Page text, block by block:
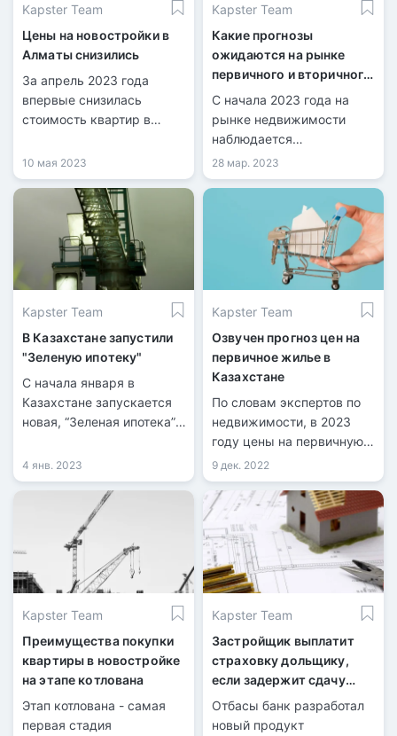
Kapster Team
Цены на новостройки в
Алматы снизились
За апрель 2023 года
впервые снизилась
стоимость квартир в
Как сообщает Бюро
национальной статистики,
стоимость квартир упала
на 0,6% по отношению к
марту этого же года.
10 мая 2023
Kapster Team
Какие прогнозы
ожидаются на рынке
первичного и вторичного
жилья Казахстана?
С начала 2023 года на
рынке недвижимости
наблюдается
отрицательная динамика
28 мар. 2023
Kapster Team
В Казахстане запустили
"Зеленую ипотеку"
С начала января в
Казахстане запускается
новая, “Зеленая ипотека”,
миллионов тенге. По ее
условиям, можно
приобрести квартиры
только в определенных
ЖК, которые
соответствуют
определенным
специальным
экологическим
требованиям.
4 янв. 2023
Kapster Team
Озвучен прогноз цен на
первичное жилье в
Казахстане
По словам экспертов по
недвижимости, в 2023
году цены на первичную
недвижимость в
Казахстане поднимутся
еще выше. Передает
Tengrinews.kz со ссылкой
на КТК.
9 дек. 2022
Kapster Team
Преимущества покупки
квартиры в новостройке
на этапе котлована
Этап котлована - самая
первая стадия
Kapster Team
Застройщик выплатит
страховку дольщику,
если задержит сдачу
дома
Отбасы банк разработал
новый продукт